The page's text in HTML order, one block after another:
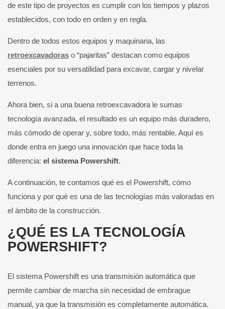
de este tipo de proyectos es cumplir con los tiempos y plazos
establecidos, con todo en orden y en regla.
Dentro de todos estos equipos y maquinaria, las
retroexcavadoras o “pajaritas” destacan como equipos
esenciales por su versatilidad para excavar, cargar y nivelar
terrenos.
Ahora bien, si a una buena retroexcavadora le sumas
tecnología avanzada, el resultado es un equipo más duradero,
más cómodo de operar y, sobre todo, más rentable. Aquí es
donde entra en juego una innovación que hace toda la
diferencia: el sistema Powershift.
A continuación, te contamos qué es el Powershift, cómo
funciona y por qué es una de las tecnologías más valoradas en
el ámbito de la construcción.
¿QUÉ ES LA TECNOLOGÍA
POWERSHIFT?
El sistema Powershift es una transmisión automática que
permite cambiar de marcha sin necesidad de embrague
manual, ya que la transmisión es completamente automática.